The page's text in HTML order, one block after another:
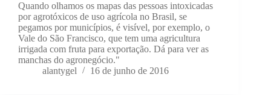
Quando olhamos os mapas das pessoas intoxicadas
por agrotóxicos de uso agrícola no Brasil, se
pegamos por municípios, é visível, por exemplo, o
Vale do São Francisco, que tem uma agricultura
irrigada com fruta para exportação. Dá para ver as
manchas do agronegócio."
alantygel
16 de junho de 2016